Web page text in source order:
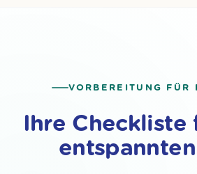
VORBEREITUNG FÜR
Ihre Checkliste